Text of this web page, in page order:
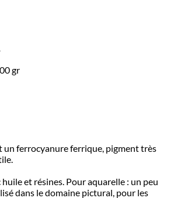
gr
un ferrocyanure ferrique, pigment très
et résines. Pour aquarelle : un peu
dans le domaine pictural, pour les